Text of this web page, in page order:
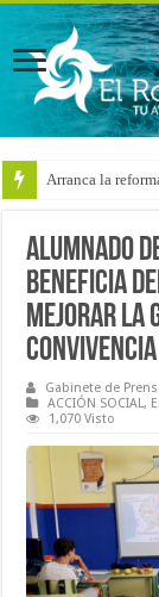
Arranca la
Alumnado
beneficia
mejorar la
convivencia
Gabinete de
ACCIÓN SOCIAL,
1,070 Visto